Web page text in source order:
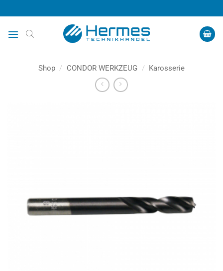
Inhalt
springen
Shop / CONDOR WERKZEUG / Karosserie